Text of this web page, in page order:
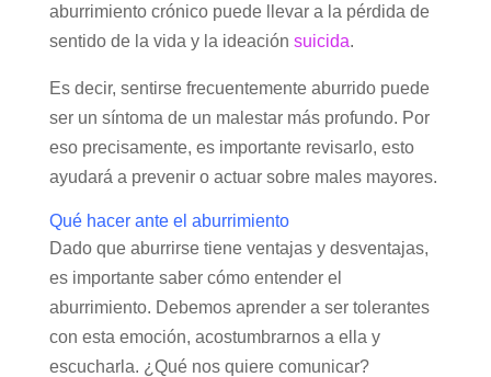
aburrimiento crónico puede llevar a la pérdida de
sentido de la vida y la ideación suicida.
Es decir, sentirse frecuentemente aburrido puede
ser un síntoma de un malestar más profundo. Por
eso precisamente, es importante revisarlo, esto
ayudará a prevenir o actuar sobre males mayores.
Qué hacer ante el aburrimiento
Dado que aburrirse tiene ventajas y desventajas,
es importante saber cómo entender el
aburrimiento. Debemos aprender a ser tolerantes
con esta emoción, acostumbrarnos a ella y
escucharla. ¿Qué nos quiere comunicar?